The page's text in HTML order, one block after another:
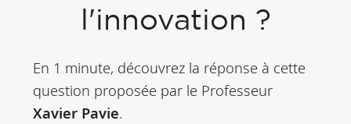
l'innovation ?
En 1 minute, découvrez la réponse à cette
question proposée par le Professeur
Xavier Pavie.